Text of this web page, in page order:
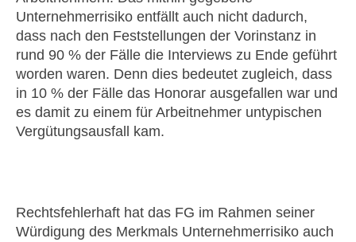
Unternehmerrisiko entfällt auch nicht dadurch,
dass nach den Feststellungen der Vorinstanz in
rund 90 % der Fälle die Interviews zu Ende geführt
worden waren. Denn dies bedeutet zugleich, dass
in 10 % der Fälle das Honorar ausgefallen war und
es damit zu einem für Arbeitnehmer untypischen
Vergütungsausfall kam.
Rechtsfehlerhaft hat das FG im Rahmen seiner
Würdigung des Merkmals Unternehmerrisiko auch